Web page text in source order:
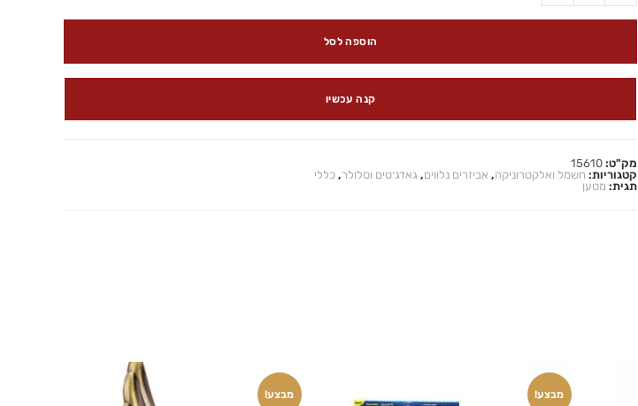
הוספה לסל
קנה עכשיו
מק"ט: 15610
קטגוריות: חשמל ואלקטרוניקה, אביזרים נלווים, גאדג׳טים וסלולר, כללי
תגית: מטען
מבצע! מבצע!